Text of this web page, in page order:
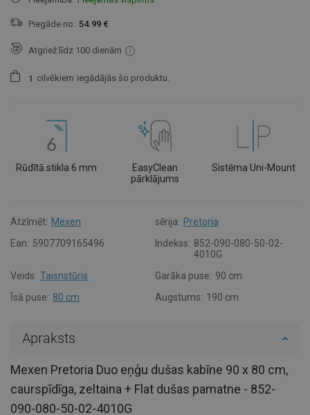
Piegāde no: 54.99 €
Atgriež līdz 100 dienām
1 cilvēkiem iegādājās šo produktu.
Rūdītā stikla 6 mm
EasyClean
pārklājums
Sistēma Uni-Mount
Atzīmēt: Mexen sērija: Pretoria
Ean: 5907709165496 Indekss: 852-090-080-50-02-
4010G
Veids: Taisnstūris Garāka puse: 90 cm
Īsā puse: 80 cm Augstums: 190 cm
Apraksts
Mexen Pretoria Duo eņģu dušas kabīne 90 x 80 cm,
caurspīdīga, zeltaina + Flat dušas pamatne - 852-
090-080-50-02-4010G